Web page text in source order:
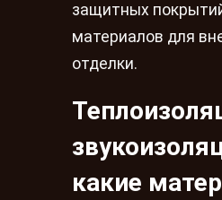
защитных
материалов для
отделки.
какие